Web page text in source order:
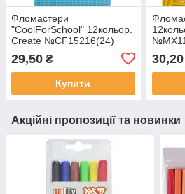
Фломастери
"CoolForSchool" 12кольор.
Create №CF15216(24)
29,50 ₴
Купити
30,20
Акційні пропозиції та новинки